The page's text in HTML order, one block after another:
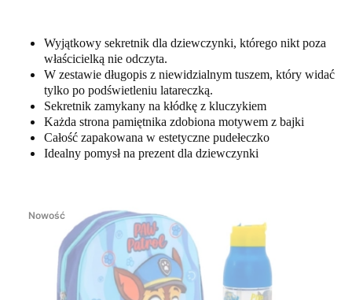
Wyjątkowy sekretnik dla dziewczynki, którego nikt poza
właścicielką nie odczyta.
W zestawie długopis z niewidzialnym tuszem, który widać
tylko po podświetleniu latareczką.
Sekretnik zamykany na kłódkę z kluczykiem
Każda strona pamiętnika zdobiona motywem z bajki
Całość zapakowana w estetyczne pudełeczko
Idealny pomysł na prezent dla dziewczynki
Nowość